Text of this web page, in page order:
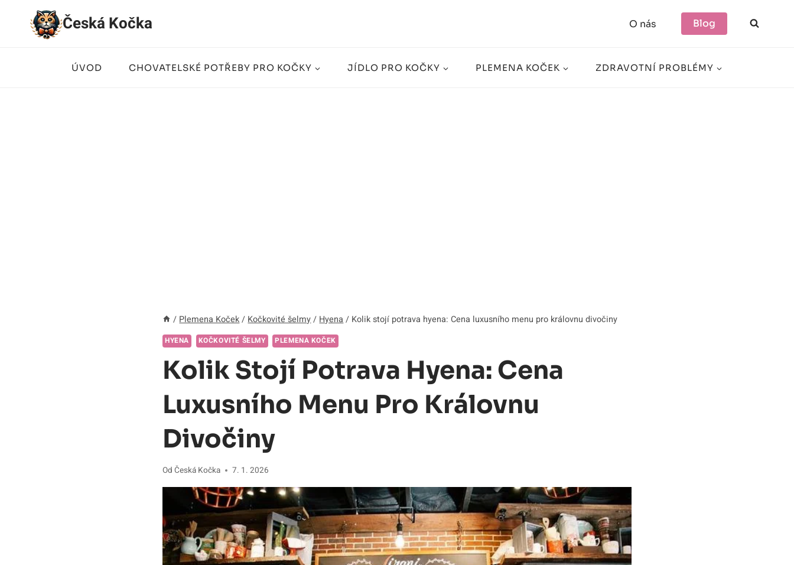
Přeskočit
Česká Kočka O nás Blog
ÚVOD CHOVATELSKÉ POTŘEBY PRO KOČKY JÍDLO PRO KOČKY PLEMENA KOČEK ZDRAVOTNÍ PROBLÉMY
/ Plemena Koček / Kočkovité šelmy / Hyena / Kolik stojí potrava hyena: Cena luxusního menu pro královnu divočiny
HYENA KOČKOVITÉ ŠELMY PLEMENA KOČEK
Kolik Stojí Potrava Hyena: Cena
Luxusního Menu Pro Královnu
Divočiny
Od Česká Kočka 7. 1. 2026